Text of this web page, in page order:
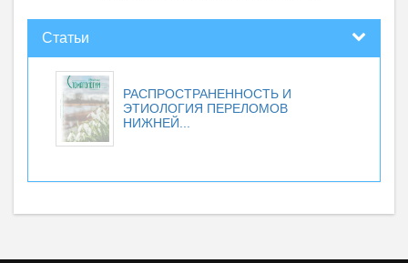
Статьи
РАСПРОСТРАНЕННОСТЬ И
ЭТИОЛОГИЯ ПЕРЕЛОМОВ
НИЖНЕЙ...